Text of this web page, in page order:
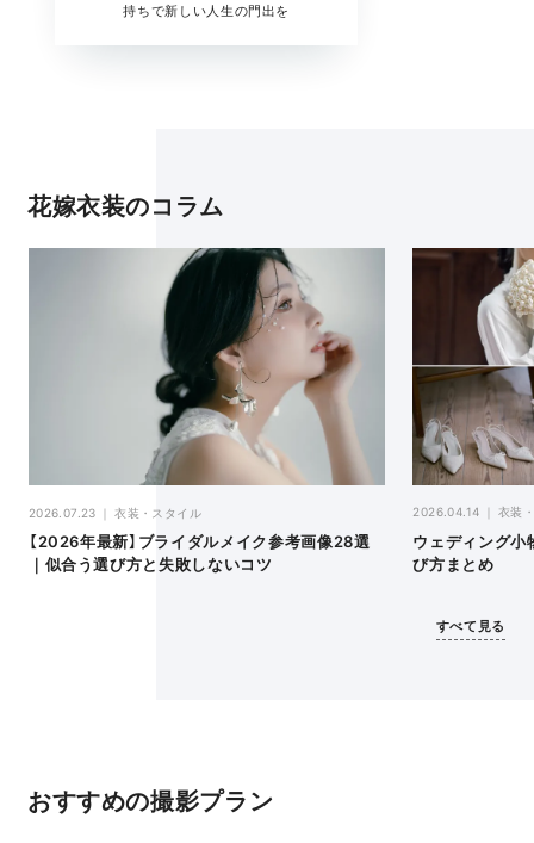
持ちで新しい人生の門出を
花嫁衣装のコラム
2026.07.23 衣装・スタイル
【2026年最新】ブライダルメイク参考画像28選
｜似合う選び方と失敗しないコツ
2026.04.14 衣装
ウェディング小
び方まとめ
すべて見る
おすすめの撮影プラン